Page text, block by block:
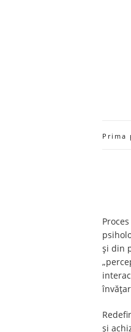
Prima
și din
și